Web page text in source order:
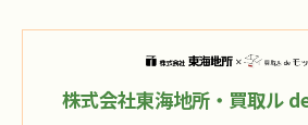
株式会社東海地所・買取ル